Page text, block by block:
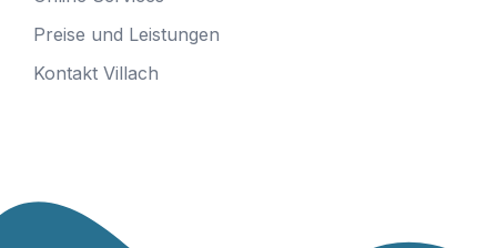
Preise und Leistungen
Kontakt Villach